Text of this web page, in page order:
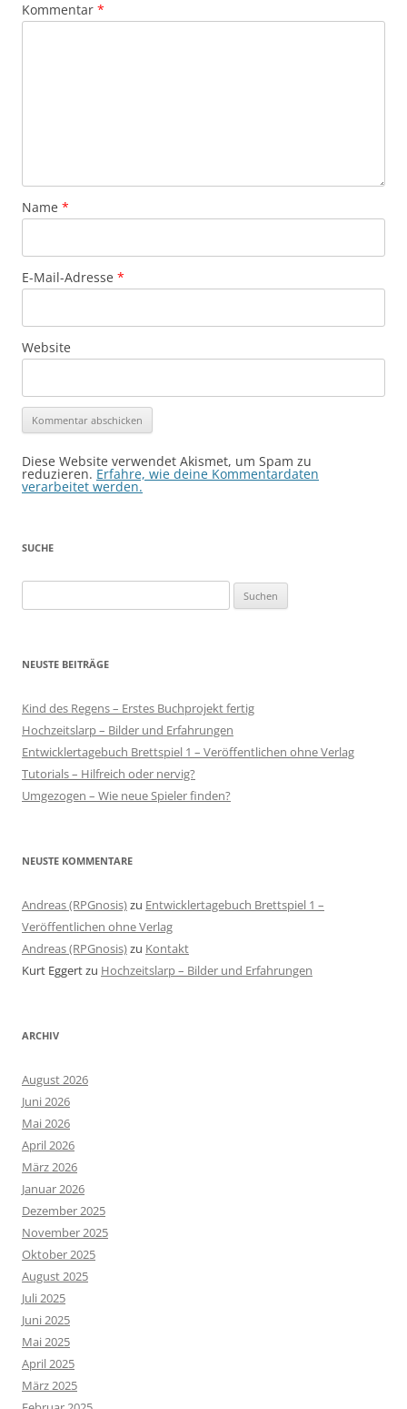
Kommentar *
Name *
E-Mail-Adresse *
Website
Diese Website verwendet Akismet, um Spam zu
reduzieren. Erfahre, wie deine Kommentardaten
verarbeitet werden.
SUCHE
nach:
NEUSTE BEITRÄGE
Kind des Regens – Erstes Buchprojekt fertig
Hochzeitslarp – Bilder und Erfahrungen
Entwicklertagebuch Brettspiel 1 – Veröffentlichen ohne Verlag
Tutorials – Hilfreich oder nervig?
Umgezogen – Wie neue Spieler finden?
NEUSTE KOMMENTARE
Andreas (RPGnosis)zu Entwicklertagebuch Brettspiel 1 –
Veröffentlichen ohne Verlag
Andreas (RPGnosis)zu Kontakt
Kurt Eggertzu Hochzeitslarp – Bilder und Erfahrungen
ARCHIV
August 2026
Juni 2026
Mai 2026
April 2026
März 2026
Januar 2026
Dezember 2025
November 2025
Oktober 2025
August 2025
Juli 2025
Juni 2025
Mai 2025
April 2025
März 2025